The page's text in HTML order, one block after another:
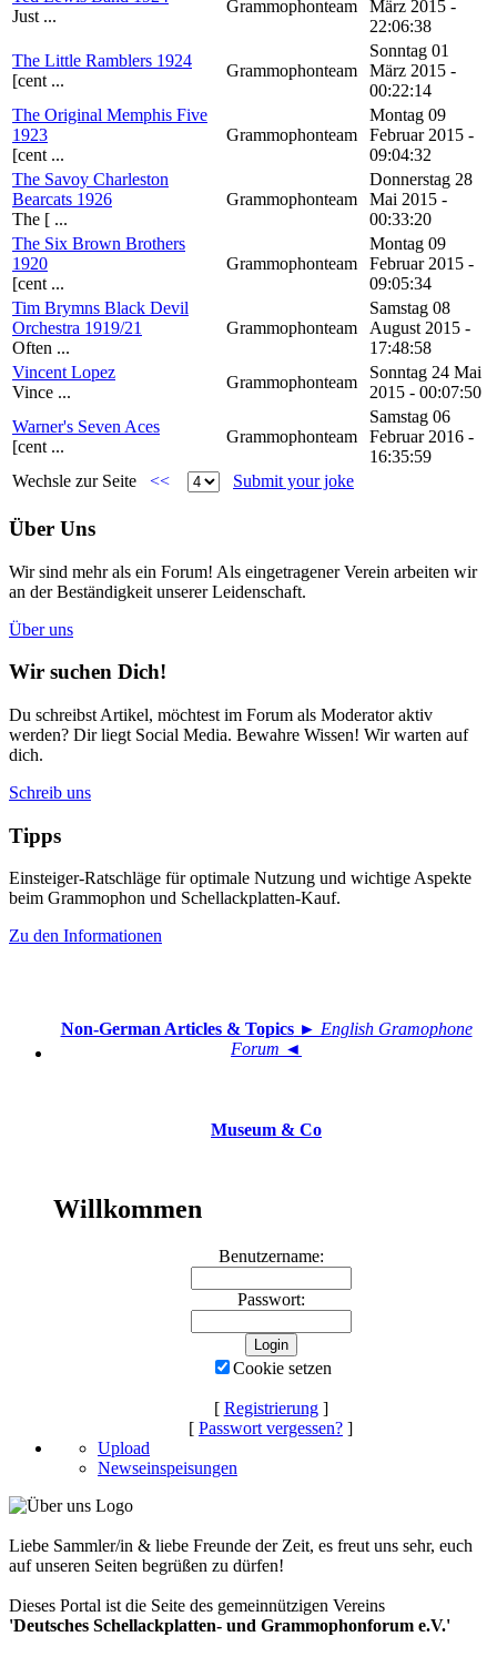
Just ...
Grammophonteam
März 2015 -
22:06:38
The Little Ramblers 1924
[cent ...
Grammophonteam
Sonntag 01
März 2015 -
00:22:14
The Original Memphis Five
1923
[cent ...
Grammophonteam
Montag 09
Februar 2015 -
09:04:32
The Savoy Charleston
Bearcats 1926
The [ ...
Grammophonteam
Donnerstag 28
Mai 2015 -
00:33:20
The Six Brown Brothers
1920
[cent ...
Grammophonteam
Montag 09
Februar 2015 -
09:05:34
Tim Brymns Black Devil
Orchestra 1919/21
Often ...
Grammophonteam
Samstag 08
August 2015 -
17:48:58
Vincent Lopez
Vince ...
Grammophonteam
Sonntag 24 Mai
2015 - 00:07:50
Warner's Seven Aces
[cent ...
Grammophonteam
Samstag 06
Februar 2016 -
16:35:59
Wechsle zur Seite
<< Submit your joke
Über Uns
Wir sind mehr als ein Forum! Als eingetragener Verein arbeiten wir
an der Beständigkeit unserer Leidenschaft.
Über uns
Wir suchen Dich!
Du schreibst Artikel, möchtest im Forum als Moderator aktiv
werden? Dir liegt Social Media. Bewahre Wissen! Wir warten auf
dich.
Schreib uns
Tipps
Einsteiger-Ratschläge für optimale Nutzung und wichtige Aspekte
beim Grammophon und Schellackplatten-Kauf.
Zu den Informationen
Non-German Articles & Topics► English Gramophone
Forum ◄
Museum & Co
Willkommen
Benutzername:
Passwort:
Cookie setzen
[ Registrierung]
[ Passwort vergessen? ]
Upload
Newseinspeisungen
Liebe Sammler/in & liebe Freunde der Zeit, es freut uns sehr, euch
auf unseren Seiten begrüßen zu dürfen!
Dieses Portal ist die Seite des gemeinnützigen Vereins
'Deutsches Schellackplatten- und Grammophonforum e.V.'